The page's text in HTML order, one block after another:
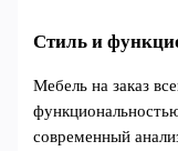
Стиль и
Мебель на заказ
современный